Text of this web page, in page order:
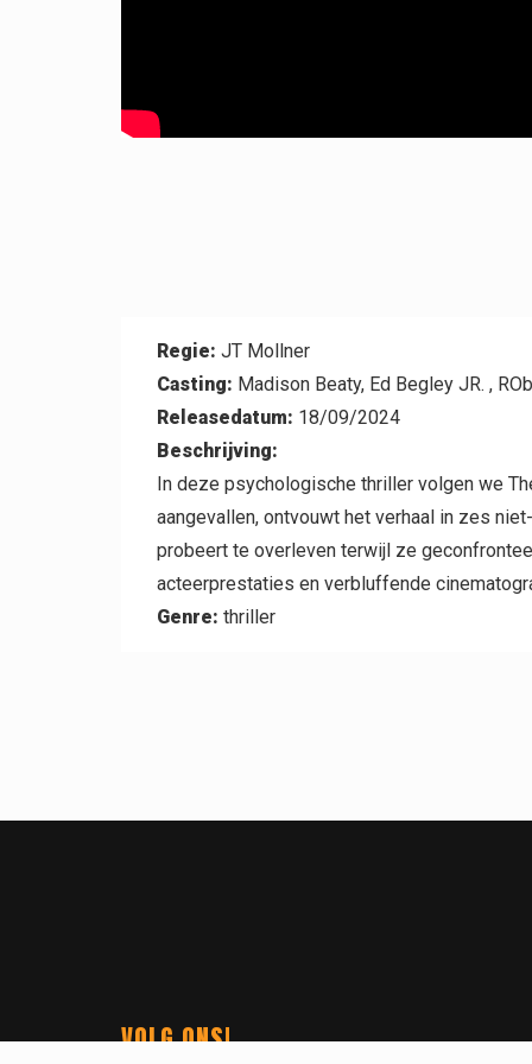
Regie: JT Mollner
Casting: Madison Beaty, Ed Begley JR. ,
Releasedatum: 18/09/2024
Beschrijving:
In deze psychologische thriller volgen we
aangevallen, ontvouwt het verhaal in zes
probeert te overleven terwijl ze
acteerprestaties en verbluffende
Genre: thriller
VOLG ONS!